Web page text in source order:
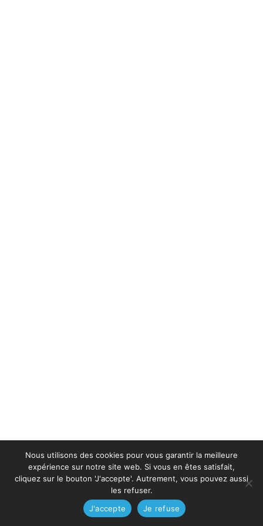
Nous utilisons des cookies pour vous garantir la meilleure
expérience sur notre site web. Si vous en êtes satisfait,
cliquez sur le bouton 'J'accepte'. Autrement, vous pouvez aussi
les refuser.
J'accepte
Je refuse